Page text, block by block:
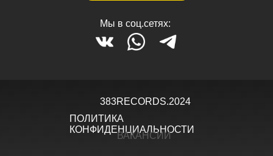
Мы в соц.сетях:
383RECORDS.2024
ПОЛИТИКА
КОНФИДЕНЦИАЛЬНОСТИ
ВАКАНСИИ